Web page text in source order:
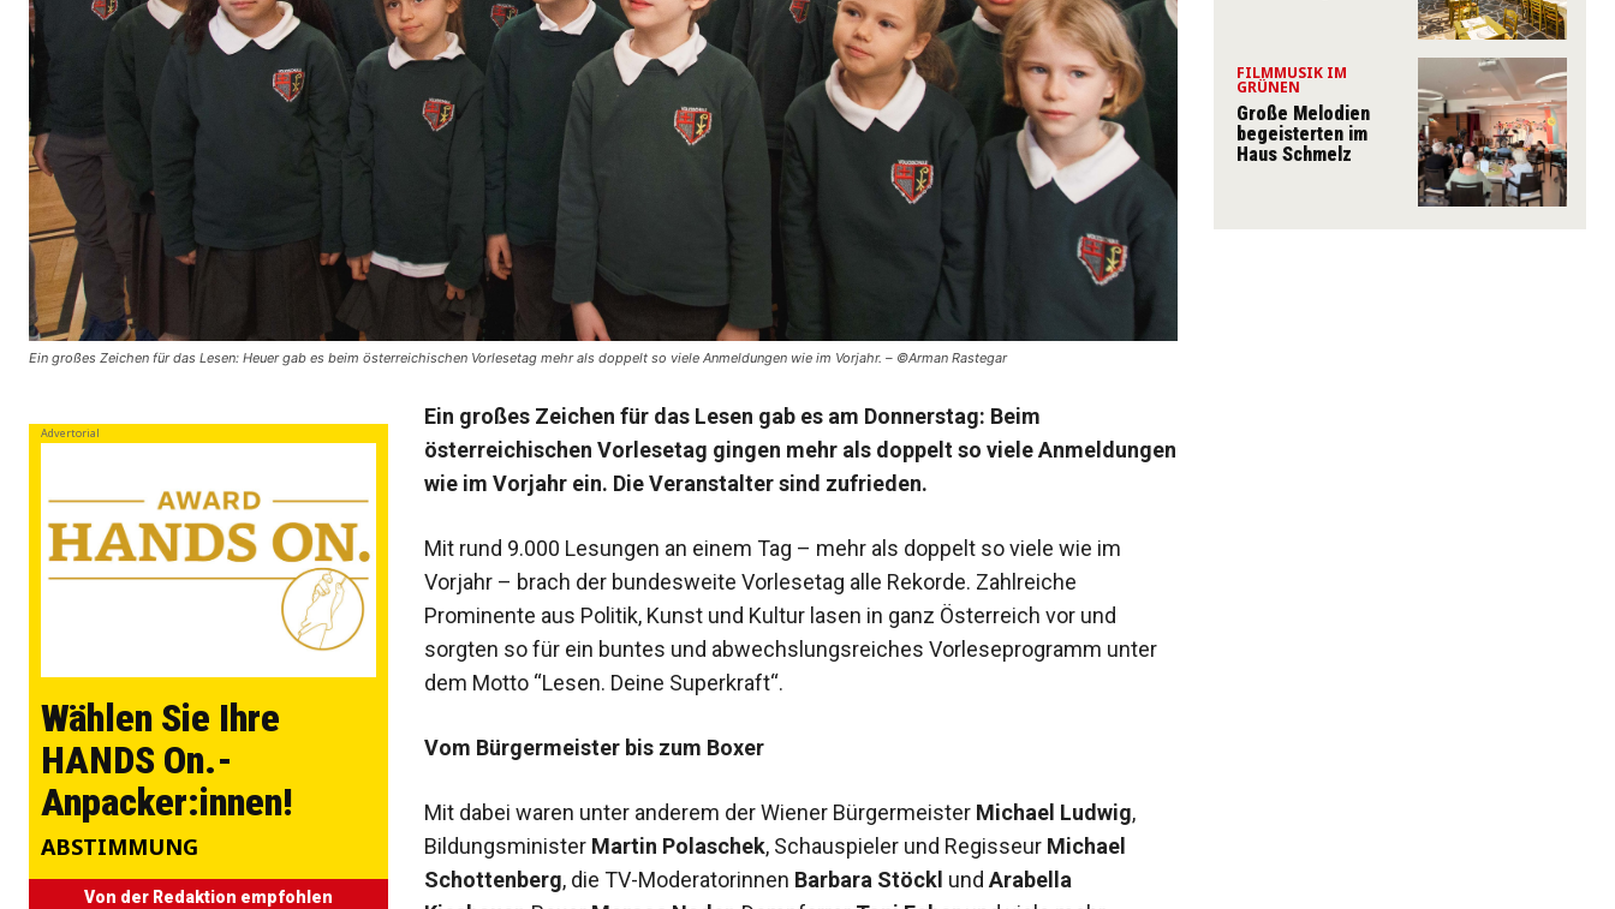
Ein großes Zeichen für das Lesen: Heuer gab es beim österreichischen Vorlesetag mehr als doppelt so viele Anmeldungen wie im Vorjahr. – ©Arman Rastegar
Advertorial
Wählen Sie Ihre
HANDS On.-
Anpacker:innen!
ABSTIMMUNG
Von der Redaktion empfohlen
Ein großes Zeichen für das Lesen gab es am Donnerstag: Beim
österreichischen Vorlesetag gingen mehr als doppelt so viele Anmeldungen
wie im Vorjahr ein. Die Veranstalter sind zufrieden.
Mit rund 9.000 Lesungen an einem Tag – mehr als doppelt so viele wie im
Vorjahr – brach der bundesweite Vorlesetag alle Rekorde. Zahlreiche
Prominente aus Politik, Kunst und Kultur lasen in ganz Österreich vor und
sorgten so für ein buntes und abwechslungsreiches Vorleseprogramm unter
dem Motto “Lesen. Deine Superkraft“.
Vom Bürgermeister bis zum Boxer
Mit dabei waren unter anderem der Wiener Bürgermeister Michael Ludwig,
Bildungsminister Martin Polaschek, Schauspieler und Regisseur Michael
Schottenberg, die TV-Moderatorinnen Barbara Stöckl und Arabella
FILMMUSIK IM
GRÜNEN
Große Melodien
begeisterten im
Haus Schmelz